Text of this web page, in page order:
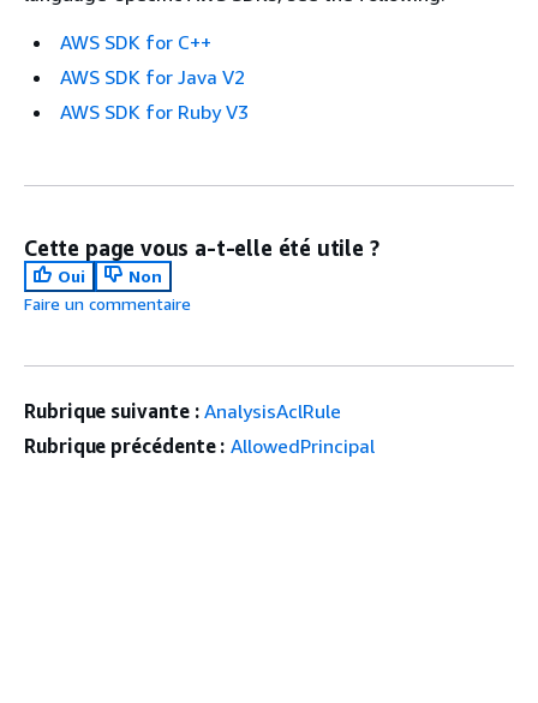
AWS SDK for C++
AWS SDK for Java V2
AWS SDK for Ruby V3
Cette page vous a-t-elle été utile ?
Oui
Non
Faire un commentaire
Rubrique suivante : AnalysisAclRule
Rubrique précédente : AllowedPrincipal